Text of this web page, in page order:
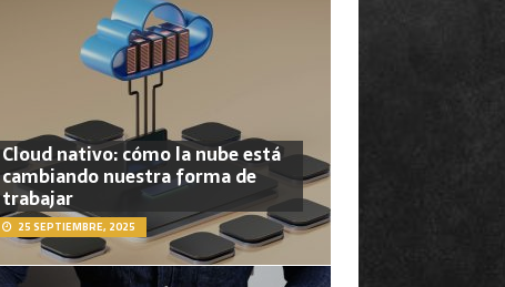
Cloud nativo: cómo la nube está
cambiando nuestra forma de
trabajar
25 SEPTIEMBRE, 2025